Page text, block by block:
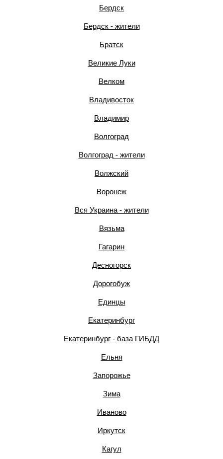
Бердск
Бердск - жители
Братск
Великие Луки
Велком
Владивосток
Владимир
Волгоград
Волгоград - жители
Волжский
Воронеж
Вся Украина - жители
Вязьма
Гагарин
Десногорск
Дорогобуж
Единцы
Екатеринбург
Екатеринбург - база ГИБДД
Ельня
Запорожье
Зима
Иваново
Иркутск
Кагул